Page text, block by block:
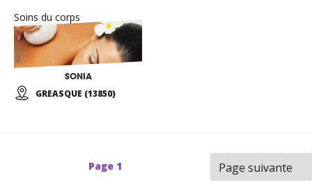
Soins du corps
SONIA
GREASQUE (13850)
Page 1 Page suivante